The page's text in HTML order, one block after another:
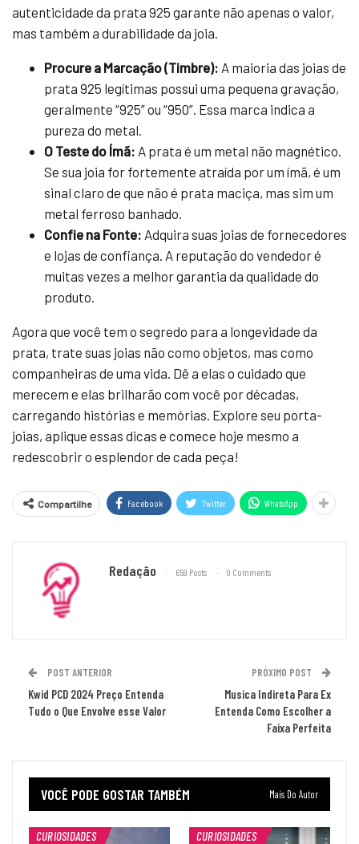
autenticidade da prata 925 garante não apenas o valor,
mas também a durabilidade da joia.
Procure a Marcação (Timbre): A maioria das joias de
prata 925 legítimas possui uma pequena gravação,
geralmente “925” ou “950”. Essa marca indica a
pureza do metal.
O Teste do Ímã: A prata é um metal não magnético.
Se sua joia for fortemente atraída por um ímã, é um
sinal claro de que não é prata maciça, mas sim um
metal ferroso banhado.
Confie na Fonte: Adquira suas joias de fornecedores
e lojas de confiança. A reputação do vendedor é
muitas vezes a melhor garantia da qualidade do
produto.
Agora que você tem o segredo para a longevidade da
prata, trate suas joias não como objetos, mas como
companheiras de uma vida. Dê a elas o cuidado que
merecem e elas brilharão com você por décadas,
carregando histórias e memórias. Explore seu porta-
joias, aplique essas dicas e comece hoje mesmo a
redescobrir o esplendor de cada peça!
Compartilhe Facebook Twitter WhatsApp
Redação 659 Posts 0 Comments
POST ANTERIOR
Kwid PCD 2024 Preço Entenda
Tudo o Que Envolve esse Valor
PRÓXIMO POST
Musica Indireta Para Ex
Entenda Como Escolher a
Faixa Perfeita
VOCÊ PODE GOSTAR TAMBÉM Mais Do Autor
CURIOSIDADES CURIOSIDADES